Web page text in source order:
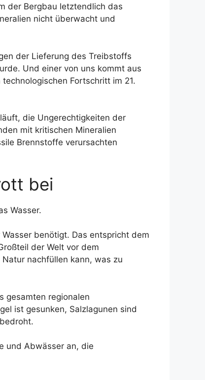
der Bergbau letztendlich das
nicht überwacht und
der Lieferung des Treibstoffs
Und einer von uns kommt aus
Fortschritt im 21.
die Ungerechtigkeiten der
mit kritischen Mineralien
Brennstoffe verursachten
bei
Wasser.
benötigt. Das entspricht dem
der Welt vor dem
nachfüllen kann, was zu
gesamten regionalen
ist gesunken, Salzlagunen sind
und Abwässer an, die